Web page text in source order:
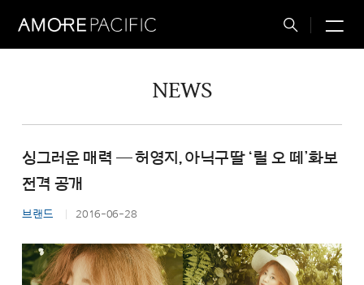
Total
NEWS
싱그러운 매력 ─ 허영지, 아닉구딸 ‘릴 오 떼’화보
전격 공개
브랜드 2016-06-28